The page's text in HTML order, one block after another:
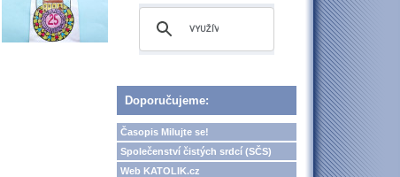
Doporučujeme:
Časopis Milujte se!
Společenství čistých srdcí (SČS)
Web KATOLIK.cz